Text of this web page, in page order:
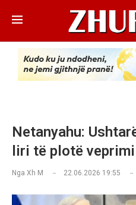
Netanyahu:
liri të plotë
Nga Xh M 22.06.2026 19:55